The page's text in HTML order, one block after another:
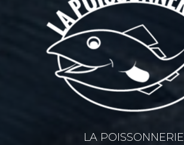
LA POISSONNERIE